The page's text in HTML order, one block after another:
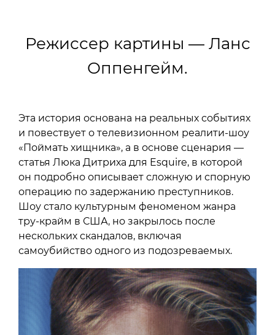
Режиссер картины — Ланс
Оппенгейм.
Эта история основана на реальных событиях
и повествует о телевизионном реалити-шоу
«Поймать хищника», а в основе сценария —
статья Люка Дитриха для Esquire, в которой
он подробно описывает сложную и спорную
операцию по задержанию преступников.
Шоу стало культурным феноменом жанра
тру-крайм в США, но закрылось после
нескольких скандалов, включая
самоубийство одного из подозреваемых.